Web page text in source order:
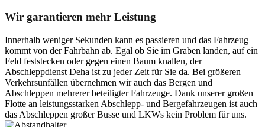
Wir garantieren mehr Leistung
Innerhalb weniger Sekunden kann es passieren und das Fahrzeug
kommt von der Fahrbahn ab. Egal ob Sie im Graben landen, auf ein
Feld feststecken oder gegen einen Baum knallen, der
Abschleppdienst Deha ist zu jeder Zeit für Sie da. Bei größeren
Verkehrsunfällen übernehmen wir auch das Bergen und
Abschleppen mehrerer beteiligter Fahrzeuge. Dank unserer großen
Flotte an leistungsstarken Abschlepp- und Bergefahrzeugen ist auch
das Abschleppen großer Busse und LKWs kein Problem für uns.